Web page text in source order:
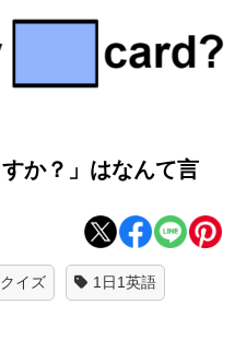
か？」はなんて言
イズ 1日1英語